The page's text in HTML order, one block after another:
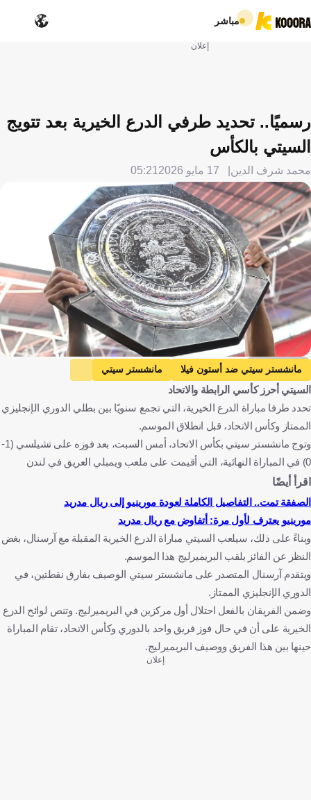
مباشر
إعلان
رسميًا.. تحديد طرفي الدرع الخيرية بعد تتويج
السيتي بالكأس
محمد شرف الدين 17 مايو 2026 05:21
Getty Images
مانشستر سيتي ضد أستون فيلا
مانشستر سيتي
أستون فيلا
الدوري الإنجليزي الممتاز
بورنموث ضد مانشستر سيتي
بورنموث
تشيلسي ضد مانشستر سيتي
تشيلسي
آرسنال ضد بيرنلي
آرسنال بيرنلي
إنجلترا
كرة قدم
السيتي أحرز كأسي الرابطة والاتحاد
تحدد طرفا مباراة الدرع الخيرية، التي تجمع سنويًا بين بطلي الدوري الإنجليزي
الممتاز وكأس الاتحاد، قبل انطلاق الموسم.
وتوج مانشستر سيتي بكأس الاتحاد، أمس السبت، بعد فوزه على تشيلسي (1-
0) في المباراة النهائية، التي أقيمت على ملعب ويمبلي العريق في لندن
اقرأ أيضًا
الصفقة تمت.. التفاصيل الكاملة لعودة مورينيو إلى ريال مدريد
مورينيو يعترف لأول مرة: أتفاوض مع ريال مدريد
وبناءً على ذلك، سيلعب السيتي مباراة الدرع الخيرية المقبلة مع آرسنال، بغض
النظر عن الفائز بلقب البريميرليج هذا الموسم.
ويتقدم آرسنال المتصدر على مانشستر سيتي الوصيف بفارق نقطتين، في
الدوري الإنجليزي الممتاز.
وضمن الفريقان بالفعل احتلال أول مركزين في البريميرليج. وتنص لوائح الدرع
الخيرية على أن في حال فوز فريق واحد بالدوري وكأس الاتحاد، تقام المباراة
حينها بين هذا الفريق ووصيف البريميرليج.
إعلان